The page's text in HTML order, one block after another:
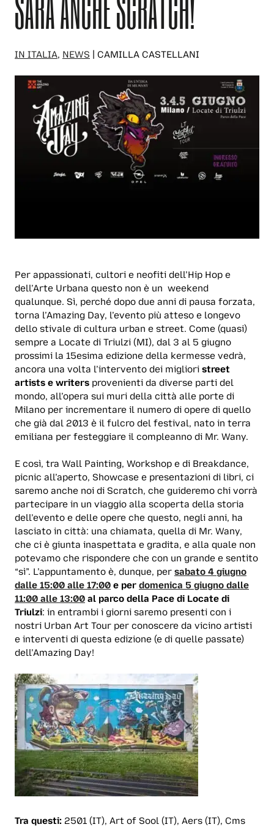
IN ITALIA, NEWS | CAMILLA CASTELLANI
Per appassionati, cultori e neofiti dell’Hip Hop e
dell’Arte Urbana questo non è un weekend
qualunque. Sì, perché dopo due anni di pausa forzata,
torna l’Amazing Day, l’evento più atteso e longevo
dello stivale di cultura urban e street. Come (quasi)
sempre a Locate di Triulzi (MI), dal 3 al 5 giugno
prossimi la 15esima edizione della kermesse vedrà,
ancora una volta l’intervento dei migliori street
artists e writers provenienti da diverse parti del
mondo, all’opera sui muri della città alle porte di
Milano per incrementare il numero di opere di quello
che già dal 2013 è il fulcro del festival, nato in terra
emiliana per festeggiare il compleanno di Mr. Wany.
E così, tra Wall Painting, Workshop e di Breakdance,
picnic all’aperto, Showcase e presentazioni di libri, ci
saremo anche noi di Scratch, che guideremo chi vorrà
partecipare in un viaggio alla scoperta della storia
dell’evento e delle opere che questo, negli anni, ha
lasciato in città: una chiamata, quella di Mr. Wany,
che ci è giunta inaspettata e gradita, e alla quale non
potevamo che rispondere che con un grande e sentito
“sì”. L’appuntamento è, dunque, per sabato 4 giugno
dalle 15:00 alle 17:00 e per domenica 5 giugno dalle
11:00 alle 13:00 al parco della Pace di Locate di
Triulzi: in entrambi i giorni saremo presenti con i
nostri Urban Art Tour per conoscere da vicino artisti
e interventi di questa edizione (e di quelle passate)
dell’Amazing Day!
Tra questi: 2501 (IT), Art of Sool (IT), Aers (IT), Cms